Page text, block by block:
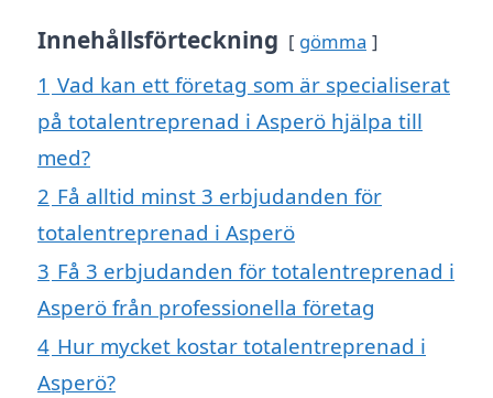
Innehållsförteckning gömma
1 Vad kan ett företag som är specialiserat
på totalentreprenad i Asperö hjälpa till
med?
2 Få alltid minst 3 erbjudanden för
totalentreprenad i Asperö
3 Få 3 erbjudanden för totalentreprenad i
Asperö från professionella företag
4 Hur mycket kostar totalentreprenad i
Asperö?